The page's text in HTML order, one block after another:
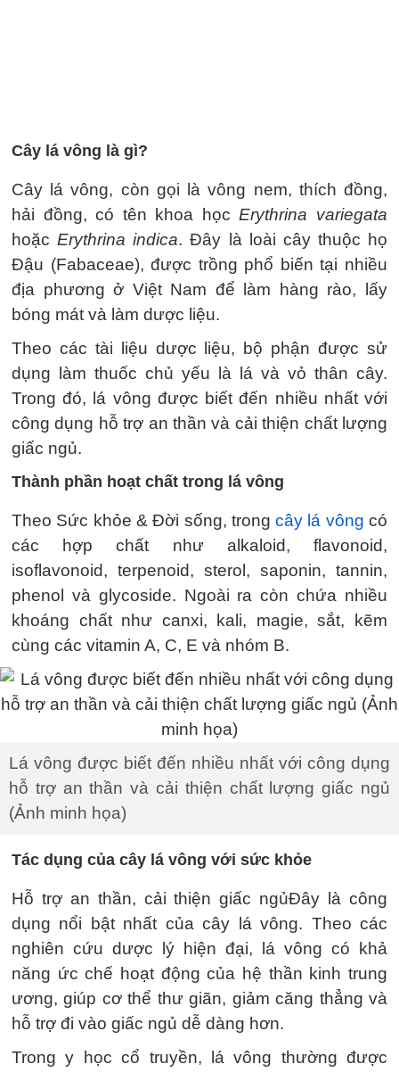
Cây lá vông là gì?
Cây lá vông, còn gọi là vông nem, thích đồng,
hải đồng, có tên khoa họcErythrina variegata
hoặcErythrina indica. Đây là loài cây thuộc họ
Đậu (Fabaceae), được trồng phổ biến tại nhiều
địa phương ở Việt Nam để làm hàng rào, lấy
bóng mát và làm dược liệu.
Theo các tài liệu dược liệu, bộ phận được sử
dụng làm thuốc chủ yếu là lá và vỏ thân cây.
Trong đó, lá vông được biết đến nhiều nhất với
công dụng hỗ trợ an thần và cải thiện chất lượng
giấc ngủ.
Thành phần hoạt chất trong lá vông
Theo Sức khỏe & Đời sống, trongcây lá vông có
các hợp chất như alkaloid, flavonoid,
isoflavonoid, terpenoid, sterol, saponin, tannin,
phenol và glycoside. Ngoài ra còn chứa nhiều
khoáng chất như canxi, kali, magie, sắt, kẽm
cùng các vitamin A, C, E và nhóm B.
Lá vông được biết đến nhiều nhất với công dụng
hỗ trợ an thần và cải thiện chất lượng giấc ngủ
(Ảnh minh họa)
Tác dụng của cây lá vông với sức khỏe
Hỗ trợ an thần, cải thiện giấc ngủĐây là công
dụng nổi bật nhất của cây lá vông. Theo các
nghiên cứu dược lý hiện đại, lá vông có khả
năng ức chế hoạt động của hệ thần kinh trung
ương, giúp cơ thể thư giãn, giảm căng thẳng và
hỗ trợ đi vào giấc ngủ dễ dàng hơn.
Trong y học cổ truyền, lá vông thường được